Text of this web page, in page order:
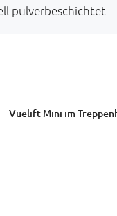
pulverbeschichtet
Vuelift Mini im